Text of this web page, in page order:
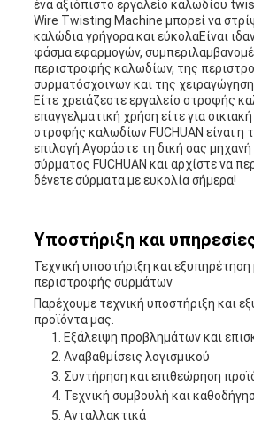
ένα αξιόπιστο εργαλείο καλωδίου
Wire Twisting Machine μπορεί να
καλώδια γρήγορα και εύκολαΕίναι
φάσμα εφαρμογών,
περιστροφής καλωδίων, της
συρματόσχοινων και της
Είτε χρειάζεστε εργαλείο στροφής
επαγγελματική χρήση είτε για
στροφής καλωδίων FUCHUAN είναι η
επιλογή.Αγοράστε τη δική σας
σύρματος FUCHUAN και αρχίστε να
δένετε σύρματα με ευκολία σήμερα!
Υποστήριξη και
Τεχνική υποστήριξη και
περιστροφής συρμάτων
Παρέχουμε τεχνική υποστήριξη και
προϊόντα μας.
Εξάλειψη προβλημάτων και
Αναβαθμίσεις λογισμικού
Συντήρηση και επιθεώρηση
Τεχνική συμβουλή και
Ανταλλακτικά